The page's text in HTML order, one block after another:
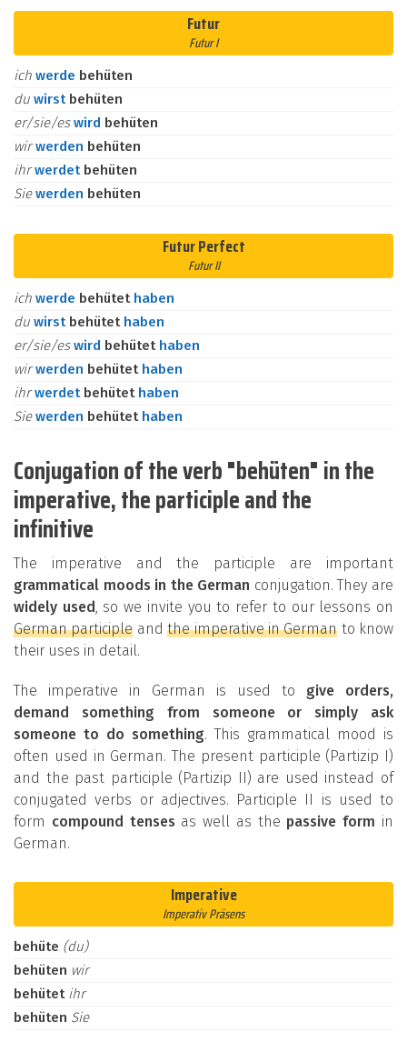
Futur
Futur I
ich werde behüten
du wirst behüten
er/sie/eswird behüten
wirwerden behüten
ihrwerdet behüten
Siewerden behüten
Futur Perfect
Futur II
ich werde behütet haben
du wirst behütet haben
er/sie/eswird behütet haben
wirwerden behütet haben
ihrwerdet behütet haben
Siewerden behütet haben
Conjugation of the verb "behüten" in the
imperative, the participle and the
infinitive
The imperative and the participle are important
grammatical moods in the German conjugation. They are
widely used, so we invite you to refer to our lessons on
German participle andthe imperative in German to know
their uses in detail.
The imperative in German is used to give orders,
demand something from someone or simply ask
someone to do something. This grammatical mood is
often used in German. The present participle (Partizip I)
and the past participle (Partizip II) are used instead of
conjugated verbs or adjectives. Participle II is used to
form compound tenses as well as the passive form in
German.
Imperative
Imperativ Präsens
behüte (du)
behüten wir
behütet ihr
behüten Sie